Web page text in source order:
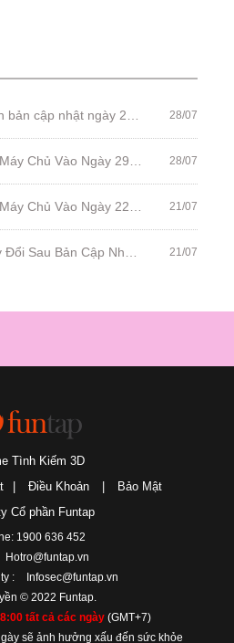
28/07
28/07
21/07
21/07
Tình Kiếm 3D
Điều Khoản
Bảo Mật
Cổ phần Funtap
1900 636 452
Hotro@funtap.vn
:
Infosec@funtap.vn
© 2022 Funtap.
tất cả các ngày (GMT+7)
sẽ ảnh hưởng xấu đến sức khỏe